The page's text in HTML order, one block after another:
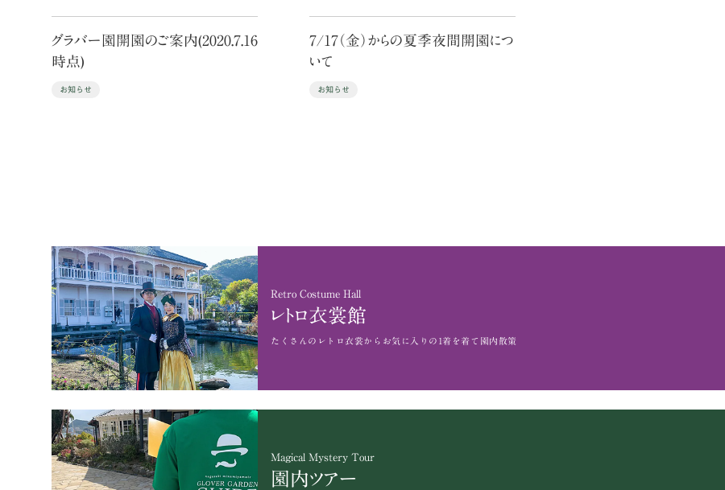
グラバー園開園のご案内(2020.7.16
時点)
お知らせ
7/17（金）からの夏季夜間開園につ
いて
お知らせ
Retro Costume Hall
レトロ衣裳館
たくさんのレトロ衣裳から お気に入りの1着を着て園内散策
Magical Mystery Tour
園内ツアー